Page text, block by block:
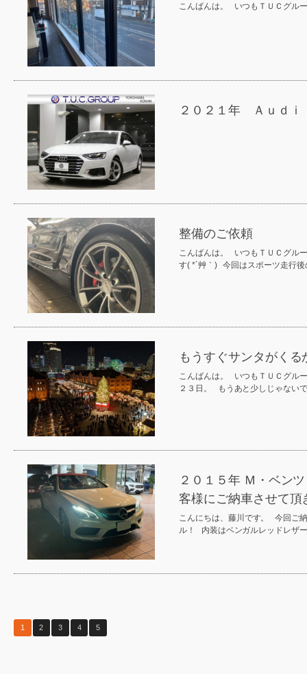
こんばんは。 いつもＴＵＣグ
２０２１年 Ａｕｄ
整備のご依頼
こんばんは。 いつもＴＵＣグル
す( *´艸｀) 今回はスポーツ走行
もうすぐサンタがくる
こんばんは。 いつもＴＵＣグル
２３日。 もうあと少しじゃないで
２０１５年 Ｍ・ベン
客様にご納車させて頂
こんにちは、藤川です。 今回ご
ル！ 内装はベンガルレッドレザ
1 2 3 4 5